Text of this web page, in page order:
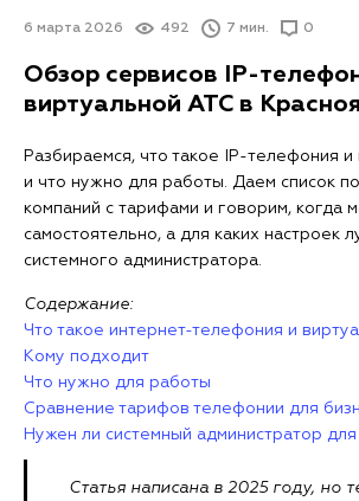
6 марта 2026 492 7 мин. 0
Обзор сервисов IP-
виртуальной АТС в
Разбираемся, что такое IP-телефония
и что нужно для работы. Даем список
компаний с тарифами и говорим, когда
самостоятельно, а для каких настроек
системного администратора.
Содержание:
Что такое интернет-телефония и
Кому подходит
Что нужно для работы
Сравнение тарифов телефонии для
Нужен ли системный администратор для
Статья написана в 2025 году, но